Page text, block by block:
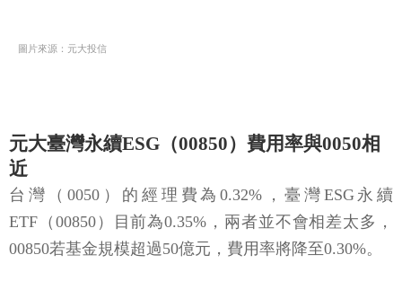
圖片來源：元大投信
元大臺灣永續ESG（00850）費用率與0050相
近
台灣（0050）的經理費為0.32%，臺灣ESG永續
ETF（00850）目前為0.35%，兩者並不會相差太多，
00850若基金規模超過50億元，費用率將降至0.30%。